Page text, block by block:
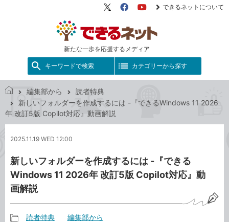
新たな一歩を応援するメディア
X（旧
FacebookYouTube
できるネットについて
キーワードで検索 カテゴリーから探す
で
き
ッ
編集部から
読者特典
新しいフォルダーを作成するには -『できるWindows 11 2026
年 改訂5版 Copilot対応』動画解説
2025.11.19 WED 12:00
新しいフォルダーを作成するには -『できる
Windows 11 2026年 改訂5版 Copilot対応』動
画解説
読者特典 編集部から